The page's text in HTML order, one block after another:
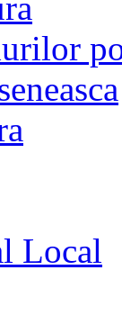
Local